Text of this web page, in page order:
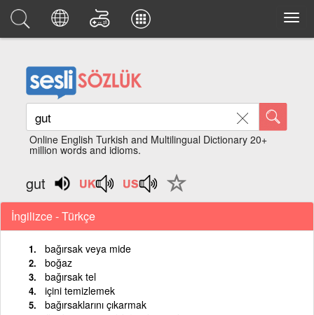
Online English Turkish and Multilingual Dictionary 20+
million words and idioms.
gut
İngilizce - Türkçe
bağırsak veya mide
boğaz
bağırsak tel
içini temizlemek
bağırsaklarını çıkarmak